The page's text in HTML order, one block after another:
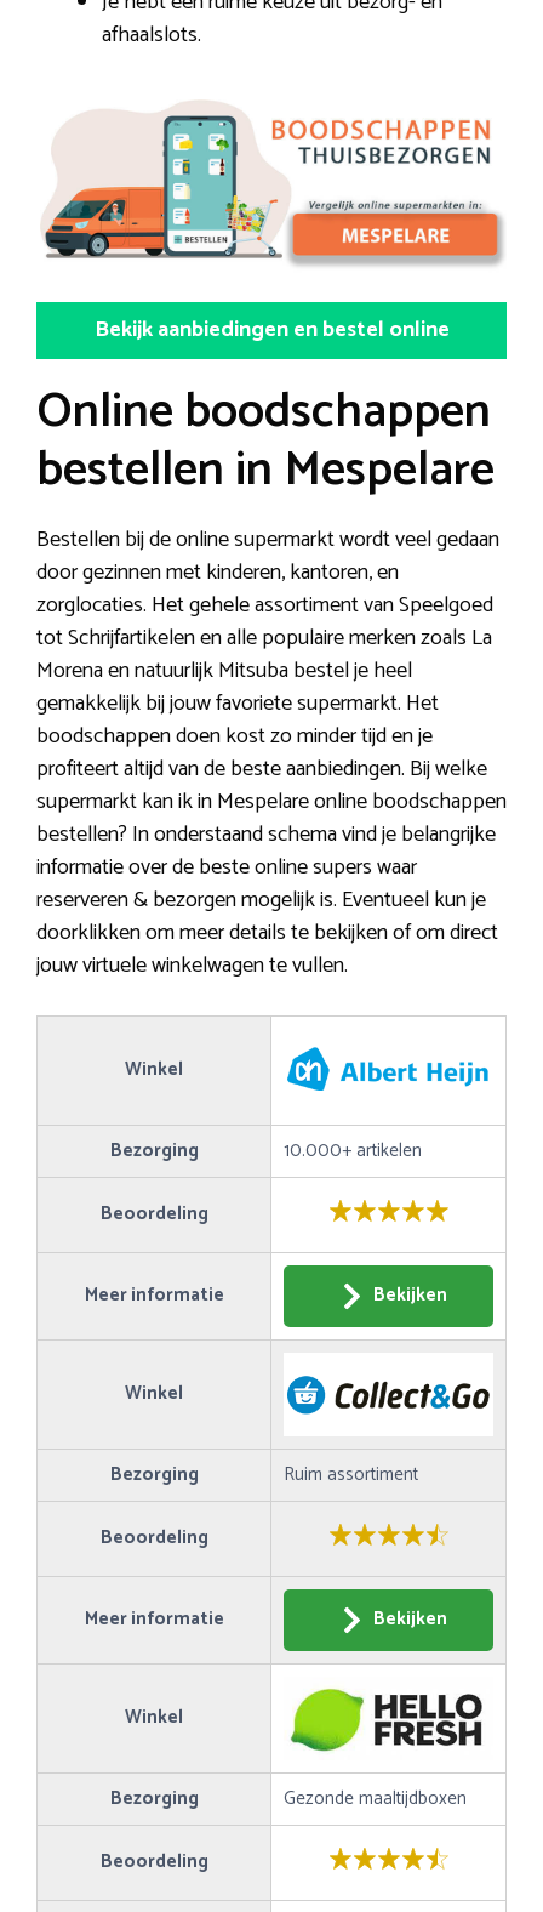
afhaalslots.
Bekijk aanbiedingen en bestel online
Online boodschappen
bestellen in Mespelare
Bestellen bij de online supermarkt wordt veel gedaan
door gezinnen met kinderen, kantoren, en
zorglocaties. Het gehele assortiment van Speelgoed
tot Schrijfartikelen en alle populaire merken zoals La
Morena en natuurlijk Mitsuba bestel je heel
gemakkelijk bij jouw favoriete supermarkt. Het
boodschappen doen kost zo minder tijd en je
profiteert altijd van de beste aanbiedingen. Bij welke
supermarkt kan ik in Mespelare online boodschappen
bestellen? In onderstaand schema vind je belangrijke
informatie over de beste online supers waar
reserveren & bezorgen mogelijk is. Eventueel kun je
doorklikken om meer details te bekijken of om direct
jouw virtuele winkelwagen te vullen.
Winkel
Bezorging 10.000+ artikelen
Beoordeling
Meer informatie Bekijken
Winkel
Bezorging Ruim assortiment
Beoordeling
Meer informatie Bekijken
Winkel
Bezorging Gezonde maaltijdboxen
Beoordeling